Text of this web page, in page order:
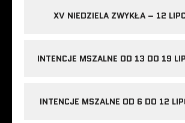
XV NIEDZIELA ZWYKŁA – 12
INTENCJE MSZALNE OD 13 DO 19
INTENCJE MSZALNE OD 6 DO 12